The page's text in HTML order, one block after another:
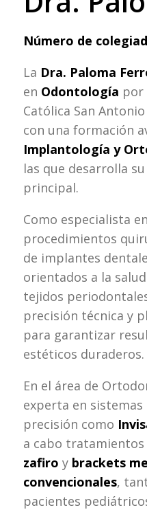
Número de
La Dra. Paloma
en Odontología por
Católica San
con una formación
Implantología y
las que desarrolla
principal.
Como especialista
procedimientos
de implantes
orientados a la
tejidos
precisión técnica y
para garantizar
estéticos duraderos.
En el área de
experta en
precisión como
a cabo tratamientos
zafiro y brackets
convencionales,
pacientes